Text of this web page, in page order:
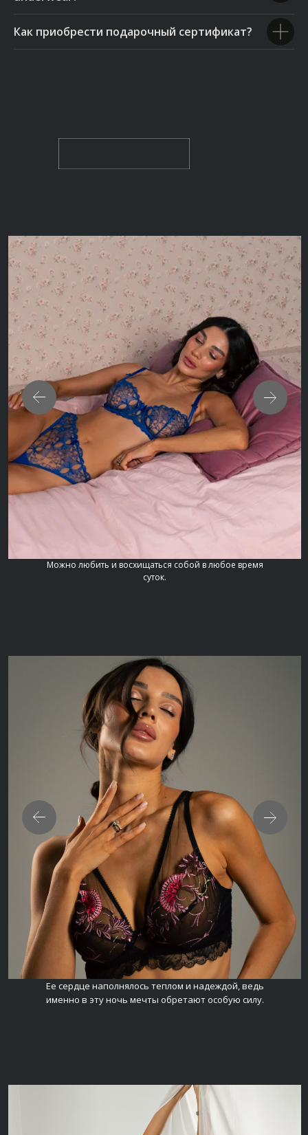
Как приобрести подарочный сертификат?
Можно любить и восхищаться собой в любое время
суток.
Ее сердце наполнялось теплом и надеждой, ведь
именно в эту ночь мечты обретают особую силу.